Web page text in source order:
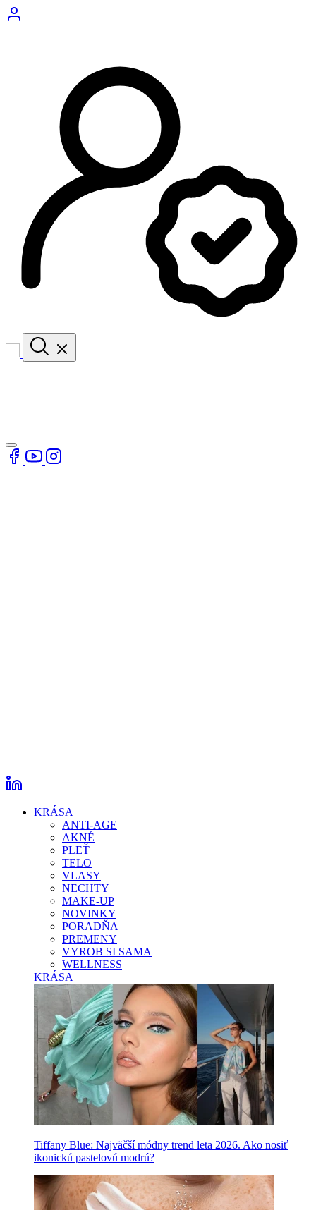
KRÁSA
ANTI-AGE
AKNÉ
PLEŤ
TELO
VLASY
NECHTY
MAKE-UP
NOVINKY
PORADŇA
PREMENY
VYROB SI SAMA
WELLNESS
KRÁSA
Tiffany Blue: Najväčší módny trend leta 2026. Ako nosiť
ikonickú pastelovú modrú?